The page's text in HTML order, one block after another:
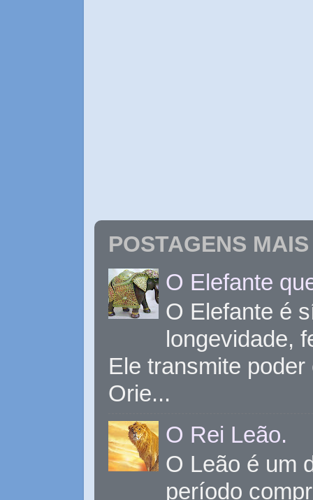
POSTAGENS
O Elefante
O Elefante é
longevidade,
Ele transmite
Orie...
O Rei Leão.
O Leão é um
período